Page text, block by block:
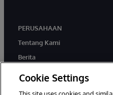
PERUSAHAAN
Tentang Kami
Berita
Cookie Settings